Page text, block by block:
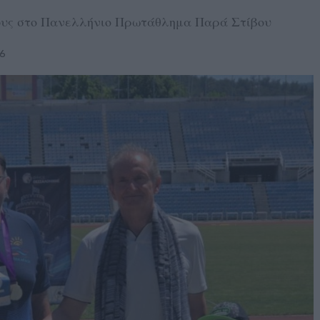
στο Πανελλήνιο Πρωτάθλημα Παρά Στίβου